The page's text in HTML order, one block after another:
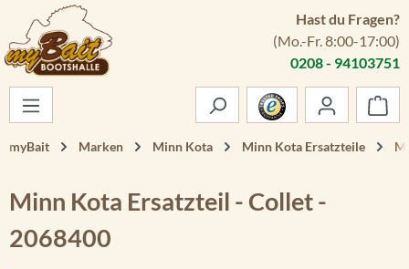
Zum Hauptinhalt springen
Hast du Fragen?
(Mo.-Fr. 8:00-17:00)
0208 - 94103751
myBait Marken Minn Kota Minn Kota Ersatzteile
Minn Kota Ersatzteil - Collet -
2068400